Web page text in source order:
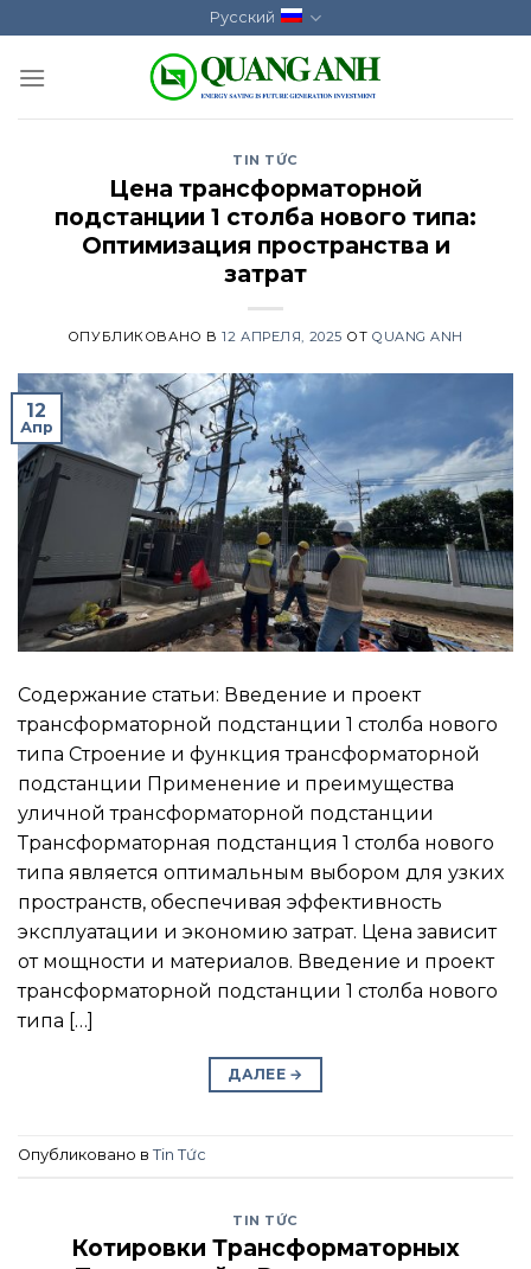
to
content
Русский
TIN TỨC
Цена трансформаторной
подстанции 1 столба нового типа:
Оптимизация пространства и
затрат
ОПУБЛИКОВАНО В12 АПРЕЛЯ, 2025 ОТ QUANG ANH
12
Апр
Содержание статьи: Введение и проект
трансформаторной подстанции 1 столба нового
типа Строение и функция трансформаторной
подстанции Применение и преимущества
уличной трансформаторной подстанции
Трансформаторная подстанция 1 столба нового
типа является оптимальным выбором для узких
пространств, обеспечивая эффективность
эксплуатации и экономию затрат. Цена зависит
от мощности и материалов. Введение и проект
трансформаторной подстанции 1 столба нового
типа […]
ДАЛЕЕ →
Опубликовано в Tin Tức
TIN TỨC
Котировки Трансформаторных